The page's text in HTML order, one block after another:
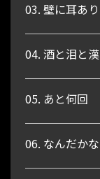
03. 壁に耳あ
04. 酒と泪と
05. あと何回
06. なんだか